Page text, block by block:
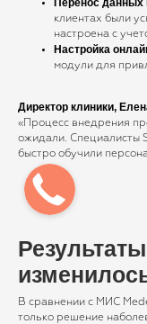
клиентах были
настроена с
Настройка
модули для
Директор клиники,
«Процесс внедрения
ожидали. Специалисты
быстро обучили
В сравнении с МИС
только решение
Электронные
Отчеты и аналитика
Телемедицина
Лаборатории
Интернет-Телефония
Приложение для
Мессенджеры и СМС-
Электронные рецепты
Приложение для
Дневники приемов
Зарплата